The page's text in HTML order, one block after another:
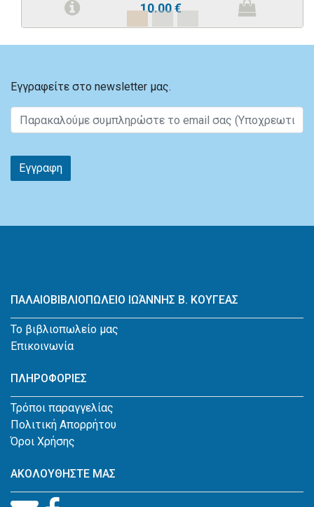
10.00€
Εγγραφείτε στο newsletter μας.
Εγγραφη
ΠΑΛΑΙΟΒΙΒΛΙΟΠΩΛΕΙΟ ΙΩΆΝΝΗΣ Β. ΚΟΥΓΕΑΣ
Το βιβλιοπωλείο μας
Επικοινωνία
ΠΛΗΡΟΦΟΡΙΕΣ
Τρόποι παραγγελίας
Πολιτική Απορρήτου
Όροι Χρήσης
ΑΚΟΛΟΥΘΗΣΤΕ ΜΑΣ